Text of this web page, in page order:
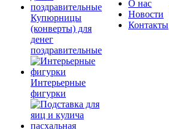
Купюрницы
(конверты) для
денег
поздравительные
Интерьерные
фигурки
О нас
Новости
Контакты